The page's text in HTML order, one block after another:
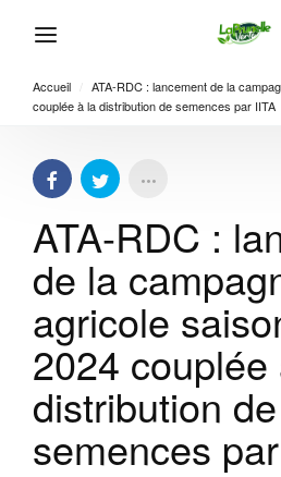
Accueil
ATA-RDC : lancement de la
couplée à la distribution de semences par IITA
ATA-RDC :
de la
agricole
2024 couplée
distribution de
semences